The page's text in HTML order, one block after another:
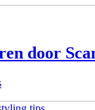
door